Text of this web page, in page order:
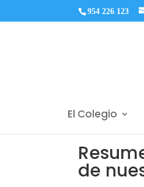
954 226 123
El Colegio
de